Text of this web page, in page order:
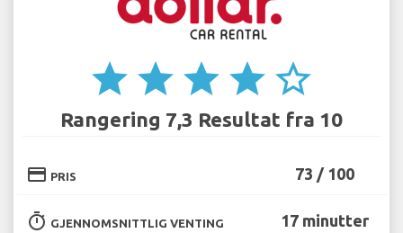
star star star star star_border
Rangering 7,3 Resultat fra 10
credit_card PRIS 73 / 100
timer GJENNOMSNITTLIG VENTING 17 minutter